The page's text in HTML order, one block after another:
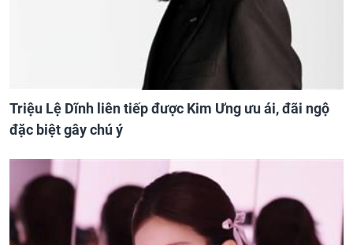
Triệu Lệ Dĩnh liên tiếp được Kim Ưng ưu ái, đãi ngộ
đặc biệt gây chú ý